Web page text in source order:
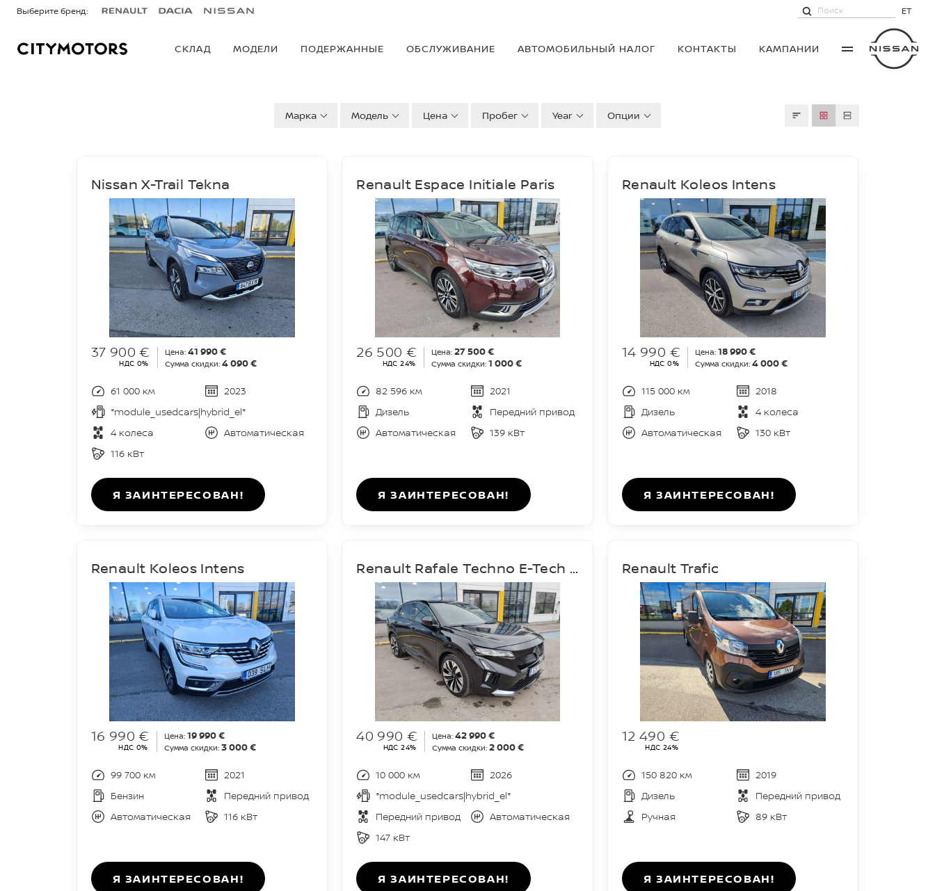
Выберите бренд:
СКЛАД МОДЕЛИ ПОДЕРЖАННЫE OБСЛУЖИВАНИЕ АВТОМОБИЛЬНЫЙ НАЛОГ КОНТАКТЫ КАМПАНИИ
ET
ПОДЕРЖАННЫEМарка Модель Цена Пробег Year Опции
Nissan X-Trail Tekna
37 900 €
НДС 0%
Цена: 41 990 €
Сумма скидки: 4 090 €
61 000 км
2023
*module_usedcars|hybrid_el*
4 колеса
Автоматическая
116 кВт
Я ЗАИНТЕРЕСОВАН!
Renault Espace Initiale Paris
26 500 €
НДС 24%
Цена: 27 500 €
Сумма скидки: 1 000 €
82 596 км
2021
Дизель
Передний привод
Автоматическая
139 кВт
Я ЗАИНТЕРЕСОВАН!
Renault Koleos Intens
14 990 €
НДС 0%
Цена: 18 990 €
Сумма скидки: 4 000 €
115 000 км
2018
Дизель
4 колеса
Автоматическая
130 кВт
Я ЗАИНТЕРЕСОВАН!
Renault Koleos Intens
16 990 €
НДС 0%
Цена: 19 990 €
Сумма скидки: 3 000 €
99 700 км
2021
Бензин
Передний привод
Автоматическая
116 кВт
Я ЗАИНТЕРЕСОВАН!
Renault Rafale Techno E-Tech Hybrid 200
40 990 €
НДС 24%
Цена: 42 990 €
Сумма скидки: 2 000 €
10 000 км
2026
*module_usedcars|hybrid_el*
Передний привод
Автоматическая
147 кВт
Я ЗАИНТЕРЕСОВАН!
Renault Trafic
12 490 €
НДС 24%
150 820 км
2019
Дизель
Передний привод
Ручная
89 кВт
Я ЗАИНТЕРЕСОВАН!